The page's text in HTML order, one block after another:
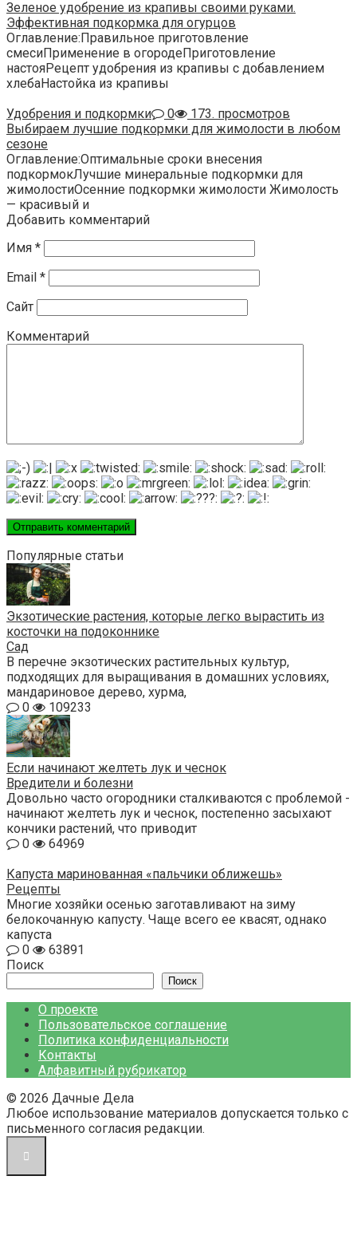
Зеленое удобрение из крапивы своими руками.
Эффективная подкормка для огурцов
Оглавление:Правильное приготовление
смесиПрименение в огородеПриготовление
настояРецепт удобрения из крапивы с добавлением
хлебаНастойка из крапивы
Удобрения и подкормки
0
173. просмотров
Выбираем лучшие подкормки для жимолости в любом
сезоне
Оглавление:Оптимальные сроки внесения
подкормокЛучшие минеральные подкормки для
жимолостиОсенние подкормки жимолости Жимолость
— красивый и
Добавить комментарий
Имя *
Email *
Сайт
Комментарий
Популярные статьи
Экзотические растения, которые легко вырастить из
косточки на подоконнике
Сад
В перечне экзотических растительных культур,
подходящих для выращивания в домашних условиях,
мандариновое дерево, хурма,
0
109233
Если начинают желтеть лук и чеснок
Вредители и болезни
Довольно часто огородники сталкиваются с проблемой -
начинают желтеть лук и чеснок, постепенно засыхают
кончики растений, что приводит
0
64969
Капуста маринованная «пальчики оближешь»
Рецепты
Многие хозяйки осенью заготавливают на зиму
белокочанную капусту. Чаще всего ее квасят, однако
капуста
0
63891
Поиск
Поиск
О проекте
Пользовательское соглашение
Политика конфиденциальности
Контакты
Алфавитный рубрикатор
© 2026 Дачные Дела
Любое использование материалов допускается только с
письменного согласия редакции.